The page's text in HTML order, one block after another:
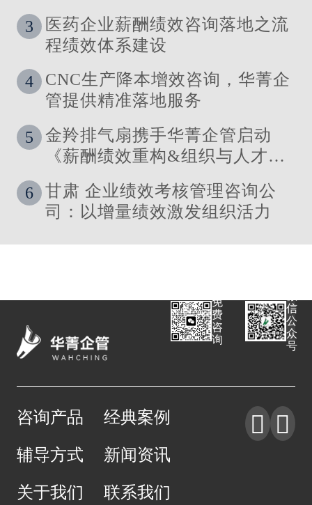
3
医药企业薪酬绩效咨询落地之流
程绩效体系建设
4
CNC生产降本增效咨询，华菁企
管提供精准落地服务
5
金羚排气扇携手华菁企管启动
《薪酬绩效重构&组织与人才发
6
甘肃 企业绩效考核管理咨询公
司：以增量绩效激发组织活力
咨询产品 经典案例
辅导方式 新闻资讯
关于我们 联系我们
 
免
费
咨
询
信
公
众
号